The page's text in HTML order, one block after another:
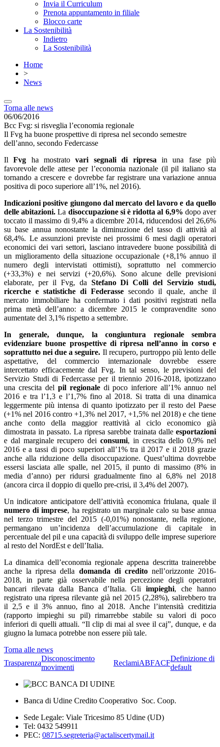
Invia il Curriculum
Prenota appuntamento in filiale
Blocco carte
La Sostenibilità
Indietro
La Sostenibilità
Home
>
News
Torna alle news
06/06/2016
Bcc Fvg: si risveglia l’economia regionale
Il Fvg ha buone prospettive di ripresa nel secondo semestre
dell’anno, secondo Federcasse
IlFvg ha mostratovari segnali di ripresa in una fase più
favorevole delle attese per l’economia nazionale (il pil italiano sta
tornando a crescere e dovrebbe far registrare una variazione annua
positiva di poco superiore all’1%, nel 2016).
Indicazioni positive giungono dal mercato del lavoro e da quello
delle abitazioni. La disoccupazione si è ridotta al 6,9% dopo aver
toccato il massimo di 9,4% a dicembre 2014, riducendosi del 26,6%
su base annua nonostante la diminuzione del tasso di attività al
68,4%. Le assunzioni previste nei prossimi 6 mesi dagli operatori
economici dei vari settori, lasciano intravedere buone possibilità di
un miglioramento della situazione occupazionale (+8,1% annuo il
numero degli intervistati ottimisti), soprattutto nel commercio
(+33,3%) e nei servizi (+20,6%). Sono alcune delle previsioni
elaborate, per il Fvg, da Stefano Di Colli del Servizio studi,
ricerche e statistiche di Federasse secondo il quale, anche il
mercato immobiliare ha confermato i dati positivi registrati nella
prima metà dell’anno: a dicembre 2015 le compravendite sono
aumentate del 3,1% rispetto a settembre.
In generale, dunque, la congiuntura regionale sembra
evidenziare buone prospettive di ripresa nell’anno in corso e
soprattutto nei due a seguire. Il recupero, purtroppo più lento delle
aspettative, del commercio internazionale dovrebbe essere
intercettato efficacemente dal Fvg. In tal senso, le previsioni del
Servizio Studi di Federcasse per il triennio 2016-2018, ipotizzano
una crescita del pil regionaledi poco inferiore all’1% annuo nel
2016 e tra l’1,3 e l’1,7% fino al 2018. Si tratta di una dinamica
leggermente più intensa di quanto ipotizzato per il resto del Paese
(+1% nel 2016 contro +1,3% nel 2017, +1,5% nel 2018) e che tiene
anche conto della maggior reattività al ciclo economico già
dimostrata in passato. La ripresa sarebbe trainata dalle esportazioni
e dal marginale recupero dei consumi, in crescita dello 0,9% nel
2016 e a tassi di poco superiori all’1% tra il 2017 e il 2018 grazie
anche alla riduzione della disoccupazione. Quest’ultima dovrebbe
essersi lasciata alle spalle, nel 2015, il punto di massimo (8% in
media d’anno) per ridursi gradualmente fino al 6,8% nel 2018
(ancora circa il doppio di quello pre-crisi, il 3,4% del 2007).
Un indicatore anticipatore dell’attività economica friulana, quale il
numero di imprese, ha registrato un marginale calo su base annua
nel terzo trimestre del 2015 (-0,01%) nonostante, nella regione,
permangano un’incidenza dell’accumulazione di capitale in
percentuale del pil e una capacità di sviluppo delle imprese superiore
al resto del NordEst e dell’Italia.
La dinamica dell’economia regionale appena descritta trainerebbe
anche la ripresa della domanda di creditonell’orizzonte 2016-
2018, in parte già osservabile nella percezione degli operatori
bancari rilevata dalla Banca d’Italia. Gliimpieghi, che hanno
registrato una ripresa rilevante già nel 2015 (2,28%), salirebbero tra
il 2,5 e il 3% annuo, fino al 2018. Anche l’intensità creditizia
(rapporto impieghi su pil) rimarrebbe stabile su valori di poco
inferiori di quelli attuali. “Il clip di mai al svee il caj”, dunque, e da
giugno la lumaca potrebbe non essere più tale.
Torna alle news
Trasparenza
Disconoscimento
movimenti
ReclamiABFACF
Definizione di
default
Banca di Udine Credito Cooperativo Soc. Coop.
Sede Legale: Viale Tricesimo 85 Udine (UD)
Tel: 0432 549911
PEC: 08715.segreteria@actaliscertymail.it